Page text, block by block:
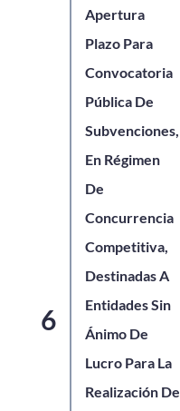
Apertura
Plazo Para
Convocatoria
Pública De
Subvenciones,
En Régimen
De
Concurrencia
Competitiva,
Destinadas A
Entidades Sin
Ánimo De
Lucro Para La
Realización De